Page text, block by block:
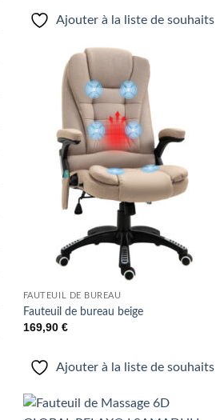
Ajouter à la liste de souhaits
FAUTEUIL DE BUREAU
Fauteuil de bureau beige
169,90 €
Ajouter à la liste de souhaits